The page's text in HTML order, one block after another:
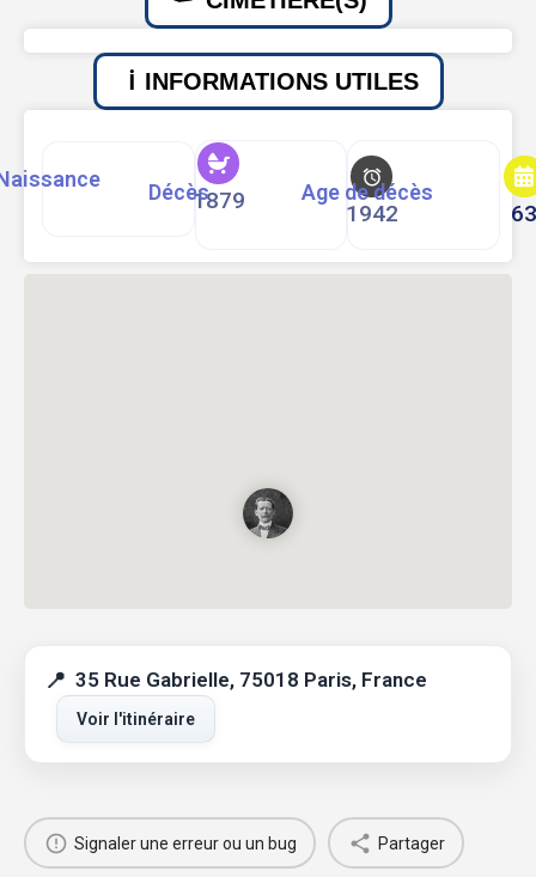
INFORMATIONS UTILES
1879
Décès
1942
Age de décès
35 Rue Gabrielle, 75018 Paris, France
Voir l'itinéraire
Signaler une erreur ou un bug Partager